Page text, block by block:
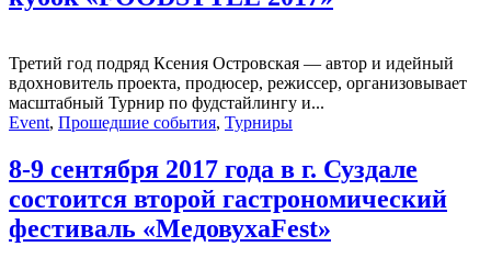
Третий год подряд Ксения Островская — автор и идейный
вдохновитель проекта, продюсер, режиссер, организовывает
масштабный Турнир по фудстайлингу и...
Event, Прошедшие события, Турниры
8-9 сентября 2017 года в г. Суздале
состоится второй гастрономический
фестиваль «МедовухаFest»